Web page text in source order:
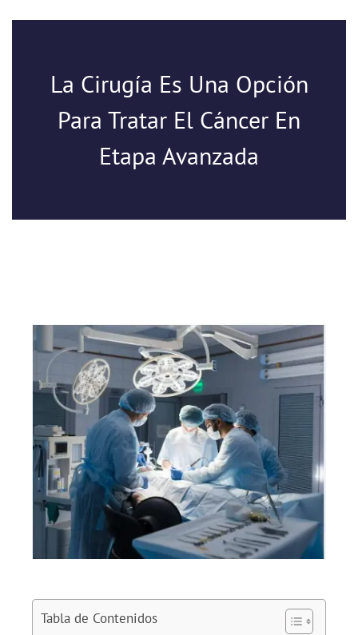
La Cirugía Es Una Opción
Para Tratar El Cáncer En
Etapa Avanzada
Tabla de Contenidos